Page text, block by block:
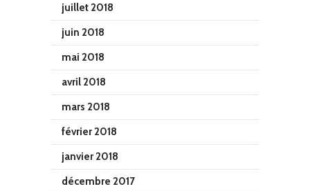
juillet 2018
juin 2018
mai 2018
avril 2018
mars 2018
février 2018
janvier 2018
décembre 2017